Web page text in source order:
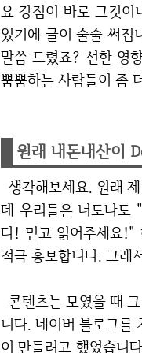
요 강점이 바로 그것이
었기에 글이 술술 써집
말씀 드렸죠? 선한 영
뿜뿜하는 사람들이 좀
원래 내돈내산이
생각해보세요. 원래 제품 리뷰들은 자기 돈 주고 직접 사서 이용해보고 생성하는게 기본값입니다. 그런
데 우리들은 너도나도
다! 믿고 읽어주세요!"
적극 홍보합니다. 그래
콘텐츠는 모였을 때 그 효과를 발휘한다고 생각합니다. 티스토리 글도 마찬가지입니다. 모여야 힘이 됩
니다. 네이버 블로그를
이 만들려고 했었습니